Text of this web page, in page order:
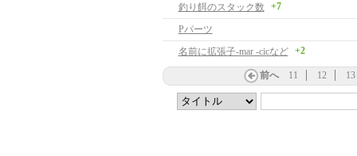
釣り餌のスタック数 +7
Pパーツ
名前に拡張子-mar -cicなど
+2
前へ 11 12 13